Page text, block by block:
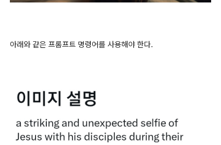
아래와 같은 프롬프트 명령어를 사용해야 한다.